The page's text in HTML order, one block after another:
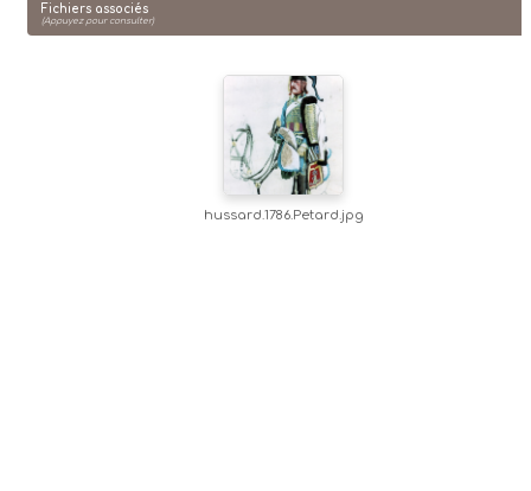
Fichiers associés
(Appuyez pour consulter)
hussard.1786.Petard.jpg